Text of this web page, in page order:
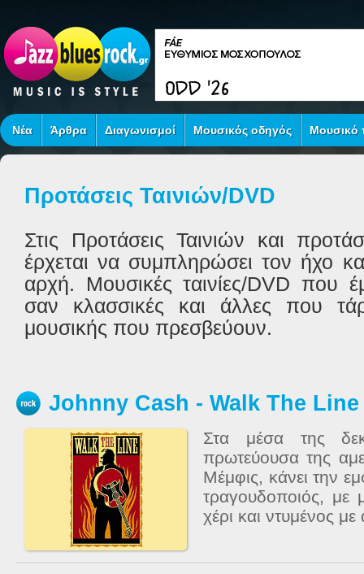
Νέα Άρθρα Διαγωνισμοί Μουσικός οδηγός Μουσικό
Προτάσεις Ταινιών/DVD
Στις Προτάσεις Ταινιών και
έρχεται να συμπληρώσει τον ήχο
αρχή. Μουσικές ταινίες/DVD που
σαν κλασσικές και άλλες που
μουσικής που πρεσβεύουν.
Johnny Cash - Walk The Line
Στα μέσα της
πρωτεύουσα της
Μέμφις, κάνει την
τραγουδοποιός, με
χέρι και ντυμένος